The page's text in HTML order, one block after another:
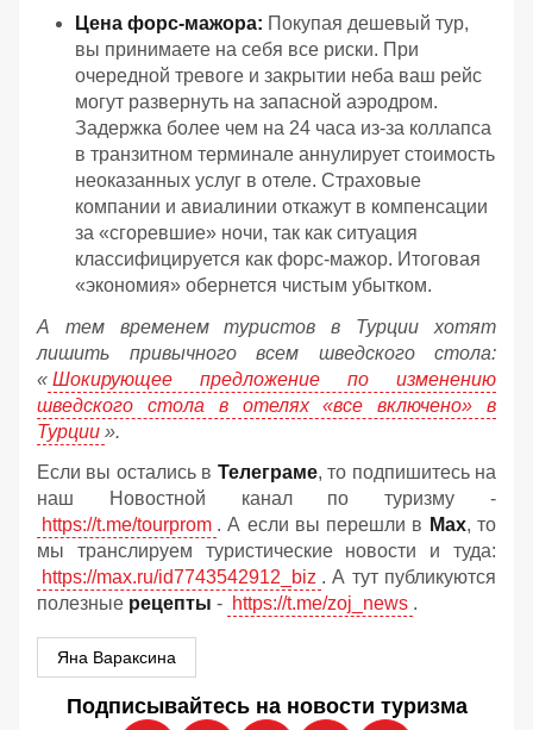
Цена форс-мажора: Покупая дешевый тур,
вы принимаете на себя все риски. При
очередной тревоге и закрытии неба ваш рейс
могут развернуть на запасной аэродром.
Задержка более чем на 24 часа из-за коллапса
в транзитном терминале аннулирует стоимость
неоказанных услуг в отеле. Страховые
компании и авиалинии откажут в компенсации
за «сгоревшие» ночи, так как ситуация
классифицируется как форс-мажор. Итоговая
«экономия» обернется чистым убытком.
А тем временем туристов в Турции хотят
лишить привычного всем шведского стола:
« Шокирующее предложение по изменению
шведского стола в отелях «все включено» в
Турции ».
Если вы остались в Телеграме, то подпишитесь на
наш Новостной канал по туризму -
https://t.me/tourprom . А если вы перешли в Мах, то
мы транслируем туристические новости и туда:
https://max.ru/id7743542912_biz . А тут публикуются
полезные рецепты - https://t.me/zoj_news .
Яна Вараксина
Подписывайтесь на новости туризма